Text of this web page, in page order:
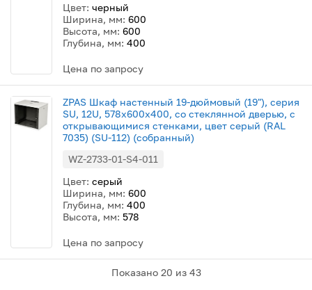
Цвет: черный
Ширина, мм: 600
Высота, мм: 600
Глубина, мм: 400
Цена по запросу
ZPAS Шкаф настенный 19-дюймовый (19"), серия
SU, 12U, 578x600х400, со стеклянной дверью, с
открывающимися стенками, цвет серый (RAL
7035) (SU-112) (собранный)
WZ-2733-01-S4-011
Цвет: серый
Ширина, мм: 600
Глубина, мм: 400
Высота, мм: 578
Цена по запросу
Показано 20 из 43